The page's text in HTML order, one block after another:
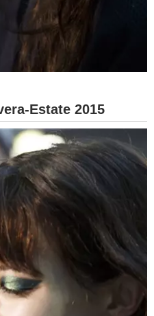
Estate 2015